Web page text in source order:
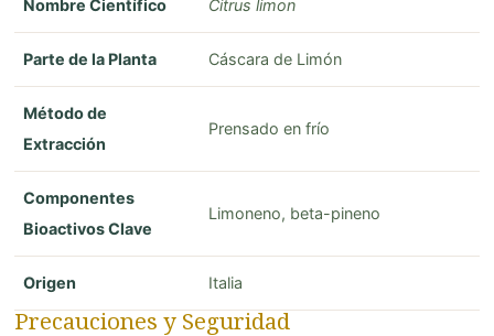
Nombre Científico Citrus limon
Parte de la Planta Cáscara de Limón
Método de
Extracción
Prensado en frío
Componentes
Bioactivos Clave
Limoneno, beta-pineno
Origen Italia
Precauciones y Seguridad